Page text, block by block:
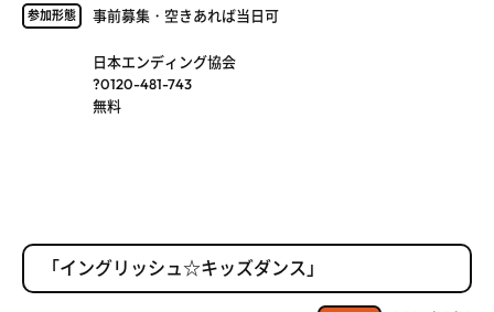
参加形態 事前募集・空きあれば当日可
日本エンディング協会
?0120-481-743
無料
「イングリッシュ☆キッズダンス」